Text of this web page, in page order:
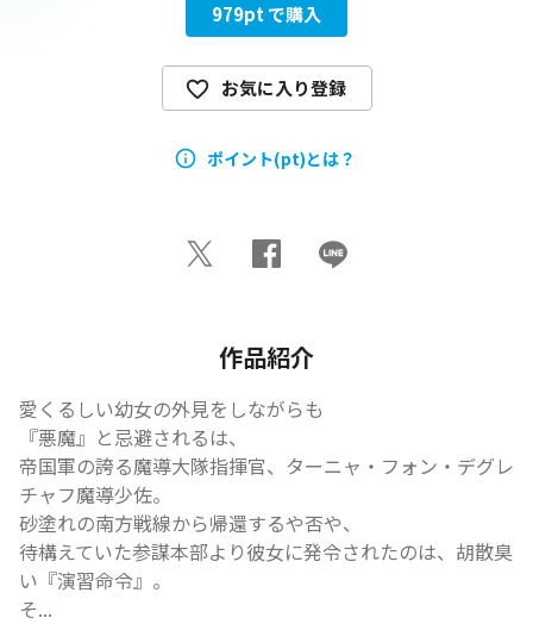
979pt で購入
お気に入り登録
ポイント(pt)とは？
作品紹介
愛くるしい幼女の外見をしながらも
『悪魔』と忌避されるは、
帝国軍の誇る魔導大隊指揮官、ターニャ・フォン・デグレ
チャフ魔導少佐。
砂塗れの南方戦線から帰還するや否や、
待構えていた参謀本部より彼女に発令されたのは、胡散臭
い『演習命令』。
そ...